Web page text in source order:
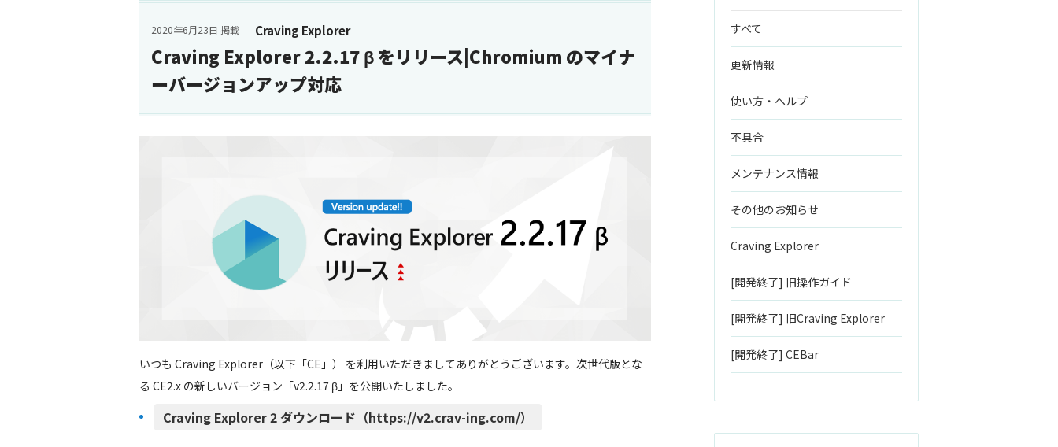
Craving Explorer
2020年6月23日 掲載
Craving Explorer 2.2.17 β をリリース|Chromium のマイナ
ーバージョンアップ対応
いつも Craving Explorer（以下「CE」） を利用いただきましてありがとうございます。次世代版とな
る CE2.x の新しいバージョン「v2.2.17 β」を公開いたしました。
Craving Explorer 2 ダウンロード（https://v2.crav-ing.com/）
すべて
更新情報
使い方・ヘルプ
不具合
メンテナンス情報
その他のお知らせ
Craving Explorer
[開発終了] 旧操作ガイド
[開発終了] 旧Craving Explorer
[開発終了] CEBar